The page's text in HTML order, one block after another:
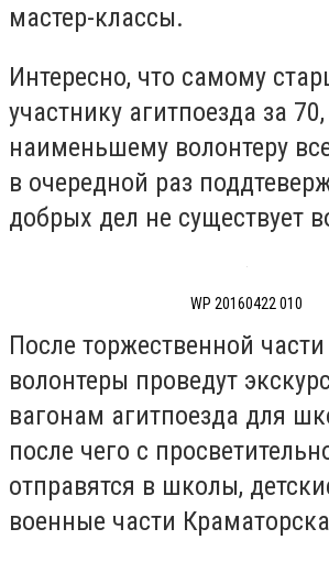
мастер-классы.
Интересно, что самому
участнику агитпоезда за
наименьшему волонтеру
в очередной раз
добрых дел не существует
WP 20160422 010
После торжественной
волонтеры проведут
вагонам агитпоезда для
после чего с
отправятся в школы,
военные части